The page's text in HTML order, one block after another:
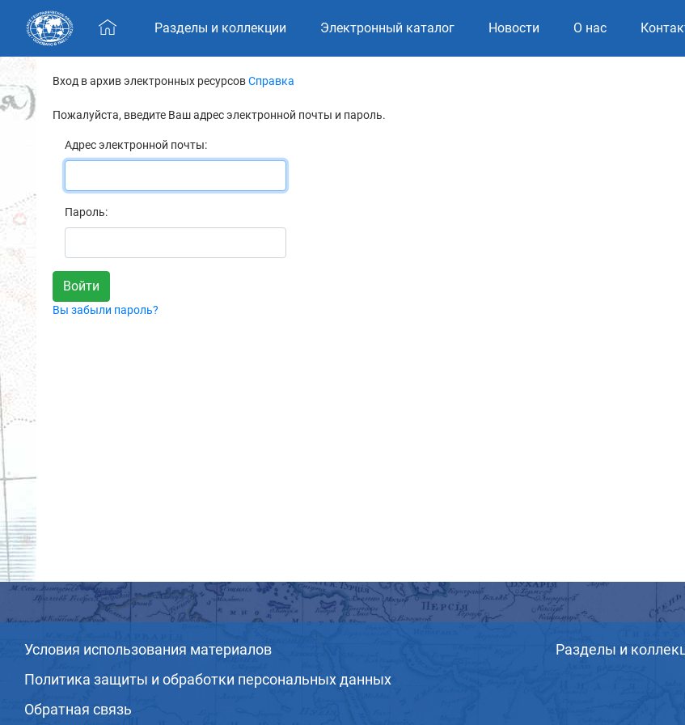
Skip navigation
Разделы и коллекции Электронный каталог Новости О нас
Вход в архив электронных ресурсовСправка
Пожалуйста, введите Ваш адрес электронной почты и пароль.
Адрес электронной почты:
Пароль:
Вы забыли пароль?
Условия использования материалов
Политика защиты и обработки персональных данных
Обратная связь
Разделы и